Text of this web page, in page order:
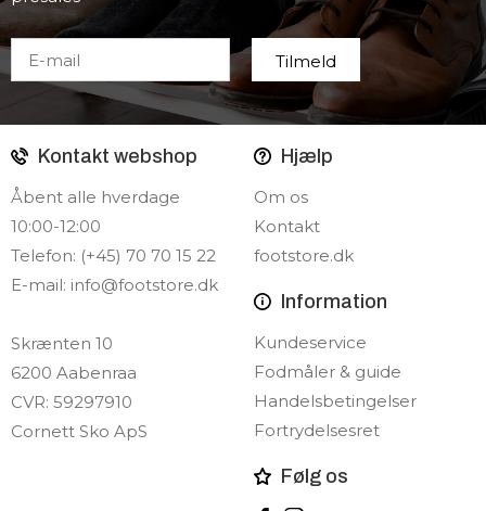
Kontakt webshop
Åbent alle hverdage
10:00-12:00
Telefon: (+45) 70 70 15 22
E-mail: info@footstore.dk
Skrænten 10
6200 Aabenraa
CVR: 59297910
Cornett Sko ApS
Hjælp
Om os
Kontakt
footstore.dk
Information
Kundeservice
Fodmåler & guide
Handelsbetingelser
Fortrydelsesret
Følg os